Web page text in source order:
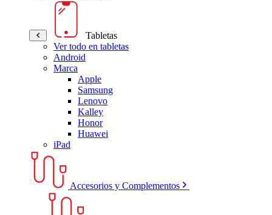
Tabletas
Ver todo en tabletas
Android
Marca
Apple
Samsung
Lenovo
Kalley
Honor
Huawei
iPad
Accesorios y Complementos